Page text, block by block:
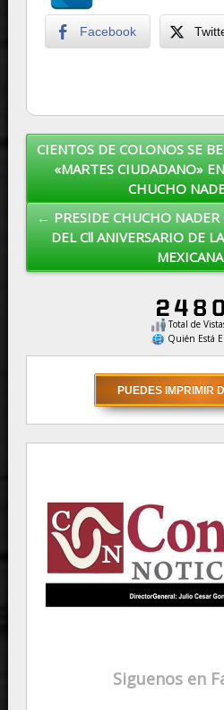
Facebook
Post navigation
CIENTOS DE COLONOS SE
«MARTES CIUDADANO»
CHUCHO
← PRESIDE CHUCHO
DEL Cll ANIVERSARIO DE
MEXICANA
Total de
Quién Está
Siguenos en